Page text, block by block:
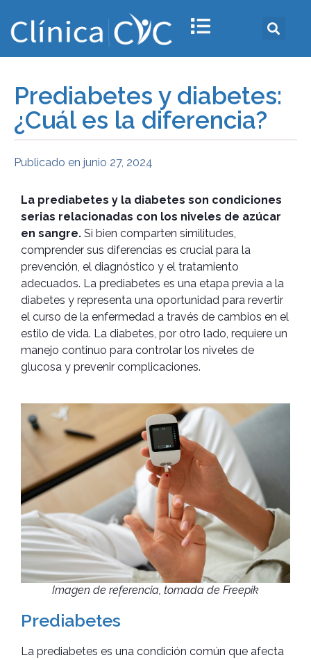
Prediabetes y diabetes:
¿Cuál es la diferencia?
Publicado en junio 27, 2024
La prediabetes y la diabetes son condiciones
serias relacionadas con los niveles de azúcar
en sangre. Si bien comparten similitudes,
comprender sus diferencias es crucial para la
prevención, el diagnóstico y el tratamiento
adecuados. La prediabetes es una etapa previa a la
diabetes y representa una oportunidad para revertir
el curso de la enfermedad a través de cambios en el
estilo de vida. La diabetes, por otro lado, requiere un
manejo continuo para controlar los niveles de
glucosa y prevenir complicaciones.
Imagen de referencia, tomada de Freepik
Prediabetes
La prediabetes es una condición común que afecta